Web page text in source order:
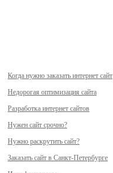
Когда нужно заказать интернет сайт
Недорогая оптимизация сайта
Разработка интернет сайтов
Нужен сайт срочно?
Нужно раскрутить сайт?
Заказать сайт в Санкт-Петербурге